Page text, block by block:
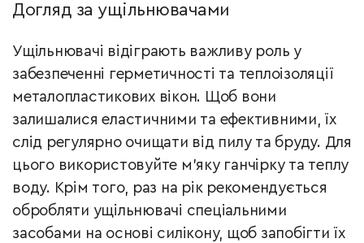
Догляд за ущільнювачами
Ущільнювачі відіграють важливу роль у
забезпеченні герметичності та теплоізоляції
металопластикових вікон. Щоб вони
залишалися еластичними та ефективними, їх
слід регулярно очищати від пилу та бруду. Для
цього використовуйте м’яку ганчірку та теплу
воду. Крім того, раз на рік рекомендується
обробляти ущільнювачі спеціальними
засобами на основі силікону, щоб запобігти їх